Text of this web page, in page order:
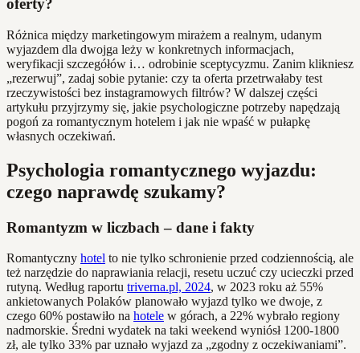
oferty?
Różnica między marketingowym mirażem a realnym, udanym
wyjazdem dla dwojga leży w konkretnych informacjach,
weryfikacji szczegółów i… odrobinie sceptycyzmu. Zanim klikniesz
„rezerwuj”, zadaj sobie pytanie: czy ta oferta przetrwałaby test
rzeczywistości bez instagramowych filtrów? W dalszej części
artykułu przyjrzymy się, jakie psychologiczne potrzeby napędzają
pogoń za romantycznym hotelem i jak nie wpaść w pułapkę
własnych oczekiwań.
Psychologia romantycznego wyjazdu:
czego naprawdę szukamy?
Romantyzm w liczbach – dane i fakty
Romantyczny hotel to nie tylko schronienie przed codziennością, ale
też narzędzie do naprawiania relacji, resetu uczuć czy ucieczki przed
rutyną. Według raportu triverna.pl, 2024, w 2023 roku aż 55%
ankietowanych Polaków planowało wyjazd tylko we dwoje, z
czego 60% postawiło na hotele w górach, a 22% wybrało regiony
nadmorskie. Średni wydatek na taki weekend wyniósł 1200-1800
zł, ale tylko 33% par uznało wyjazd za „zgodny z oczekiwaniami”.